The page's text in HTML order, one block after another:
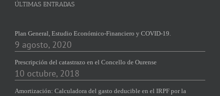
ÚLTIMAS ENTRADAS
Plan General, Estudio Económico-Financiero y COVID-19.
9 agosto, 2020
Prescripción del catastrazo en el Concello de Ourense
10 octubre, 2018
Amortización: Calculadora del gasto deducible en el IRPF por la